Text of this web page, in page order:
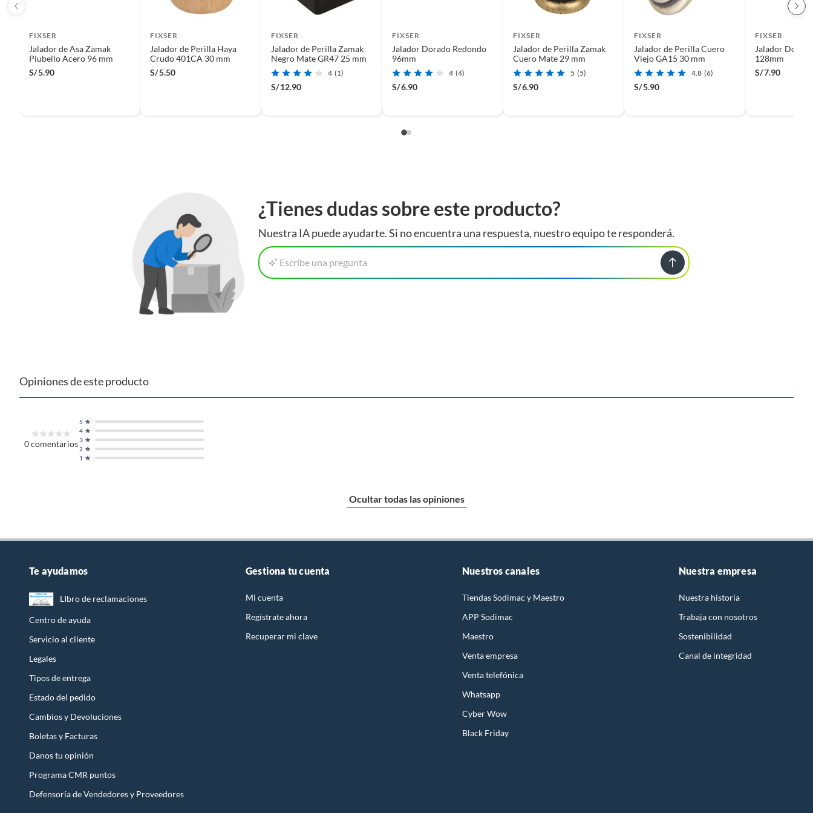
El Tirador de Asa U Plástico ABS Almendra 96 mm de Zender es ideal para darle un toque moderno a tus muebles. Está
hecho de plástico ABS de alta calidad, lo que lo hace resistente y duradero. Su color almendra combina a la perfección
con cualquier estilo. El tirador tiene una forma de U y un diámetro de 96 mm, lo que lo hace fácil de agarrar y usar.
Incluye 2 tornillos para su fácil instalación.
para muebles y clóset, y bisagras para muebles. Estos productos te ayudarán a instalar tus tiradores de forma segura y a
FIXSER
Jalador de Asa Zamak
Piubello Acero 96 mm
S/5.90
FIXSER
Jalador de Perilla Haya
Crudo 401CA 30 mm
S/5.50
FIXSER
Jalador de Perilla Zamak
Negro Mate GR47 25 mm
4 (1)
S/12.90
FIXSER
Jalador Dorado Redondo
96mm
4 (4)
S/6.90
FIXSER
Jalador de Perilla Zamak
Cuero Mate 29 mm
5 (5)
S/6.90
FIXSER
Jalador de Perilla Cuero
Viejo GA15 30 mm
4.8 (6)
S/5.90
FIXSER
Jalador
128mm
S/7.90
¿Tienes dudas sobre este producto?
Nuestra IA puede ayudarte. Si no encuentra una respuesta, nuestro equipo te responderá.
Escribe una pregunta
Opiniones de este producto
0comentarios
1
2
3
4
5
Ocultar todas las opiniones
Te ayudamos
LIbro de reclamaciones
Centro de ayuda
Servicio al cliente
Legales
Tipos de entrega
Estado del pedido
Cambios y Devoluciones
Boletas y Facturas
Danos tu opinión
Programa CMR puntos
Defensoría de Vendedores y Proveedores
Gestiona tu cuenta
Mi cuenta
Regístrate ahora
Recuperar mi clave
Nuestros canales
Tiendas Sodimac y Maestro
APP Sodimac
Maestro
Venta empresa
Venta telefónica
Whatsapp
Cyber Wow
Black Friday
Nuestra empresa
Nuestra historia
Trabaja con nosotros
Sostenibilidad
Canal de integridad